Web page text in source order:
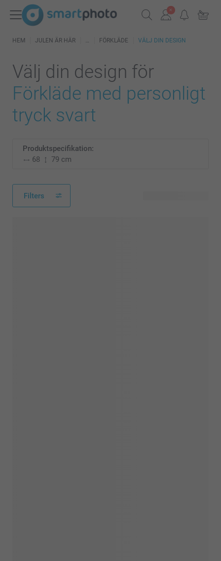
HEM JULEN ÄR HÄR FÖRKLÄDE VÄLJ DIN DESIGN
Välj din design för
Förkläde med personligt
tryck svart
Produktspecifikation:
68
79 cm
Filters